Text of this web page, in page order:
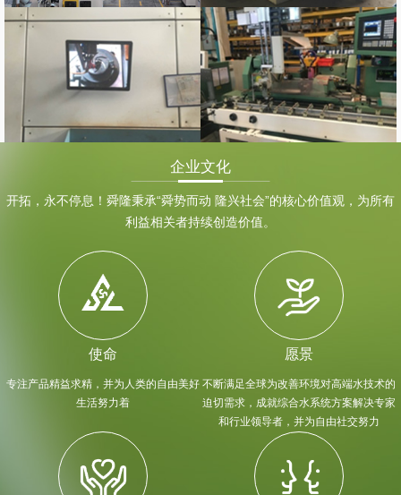
企业文化
开拓，永不停息！舜隆秉承“舜势而动 隆兴社会”的核心价值观，为所有
利益相关者持续创造价值。
使命
专注产品精益求精，并为人类的自由美好
生活努力着
愿景
不断满足全球为改善环境对高端水技术的
迫切需求，成就综合水系统方案解决专家
和行业领导者，并为自由社交努力